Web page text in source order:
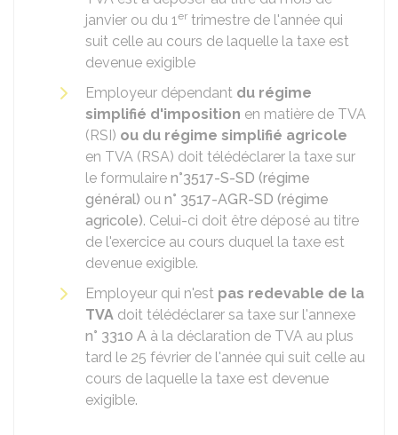
janvier ou du 1er trimestre de l'année qui
suit celle au cours de laquelle la taxe est
devenue exigible
Employeur dépendant du régime
simplifié d'imposition en matière de TVA
(RSI) ou du régime simplifié agricole
en TVA (RSA) doit télédéclarer la taxe sur
le formulaire n°3517-S-SD (régime
général) ou n° 3517-AGR-SD (régime
agricole). Celui-ci doit être déposé au titre
de l'exercice au cours duquel la taxe est
devenue exigible.
Employeur qui n'est pas redevable de la
TVA doit télédéclarer sa taxe sur l'annexe
n° 3310 A à la déclaration de TVA au plus
tard le 25 février de l'année qui suit celle au
cours de laquelle la taxe est devenue
exigible.